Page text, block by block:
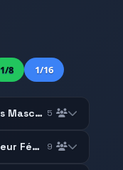
1/8 1/16
Bachata Solo Pré-Ados Masculin 5
Bachata Solo Amateur Féminin 9